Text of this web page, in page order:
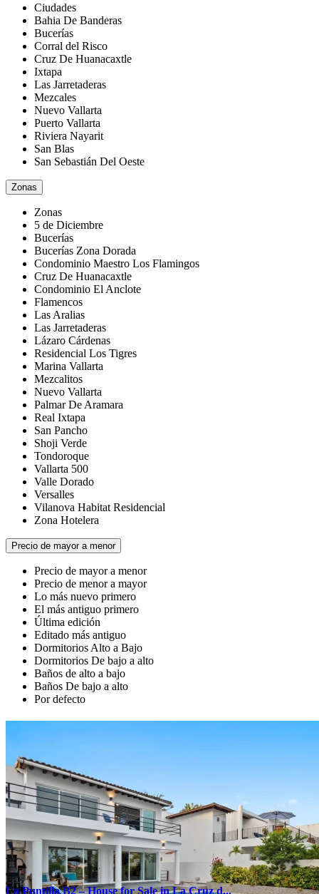
Ciudades
Bahia De Banderas
Bucerías
Corral del Risco
Cruz De Huanacaxtle
Ixtapa
Las Jarretaderas
Mezcales
Nuevo Vallarta
Puerto Vallarta
Riviera Nayarit
San Blas
San Sebastián Del Oeste
Zonas
Zonas
5 de Diciembre
Bucerías
Bucerías Zona Dorada
Condominio Maestro Los Flamingos
Cruz De Huanacaxtle
Condominio El Anclote
Flamencos
Las Aralias
Las Jarretaderas
Lázaro Cárdenas
Residencial Los Tigres
Marina Vallarta
Mezcalitos
Nuevo Vallarta
Palmar De Aramara
Real Ixtapa
San Pancho
Shoji Verde
Tondoroque
Vallarta 500
Valle Dorado
Versalles
Vilanova Habitat Residencial
Zona Hotelera
Precio de mayor a menor
Precio de mayor a menor
Precio de menor a mayor
Lo más nuevo primero
El más antiguo primero
Última edición
Editado más antiguo
Dormitorios Alto a Bajo
Dormitorios De bajo a alto
Baños de alto a bajo
Baños De bajo a alto
Por defecto
Ventas
La Puntilla B2 – House for Sale in La Cruz d...